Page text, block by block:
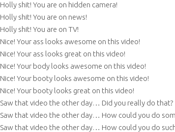
Holly shit! You are on hidden camera!
Holly shit! You are on news!
Holly shit! You are on TV!
Nice! Your ass looks awesome on this video!
Nice! Your ass looks great on this video!
Nice! Your body looks awesome on this video!
Nice! Your booty looks awesome on this video!
Nice! Your booty looks great on this video!
Saw that video the other day… Did you really do that?
Saw that video the other day… How could you do
Saw that video the other day… How could you do